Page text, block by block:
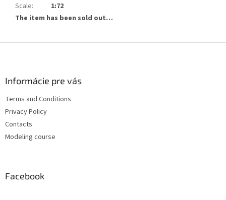
Scale:
1:72
The item has been sold out…
Informácie pre vás
Terms and Conditions
Privacy Policy
Contacts
Modeling course
Facebook